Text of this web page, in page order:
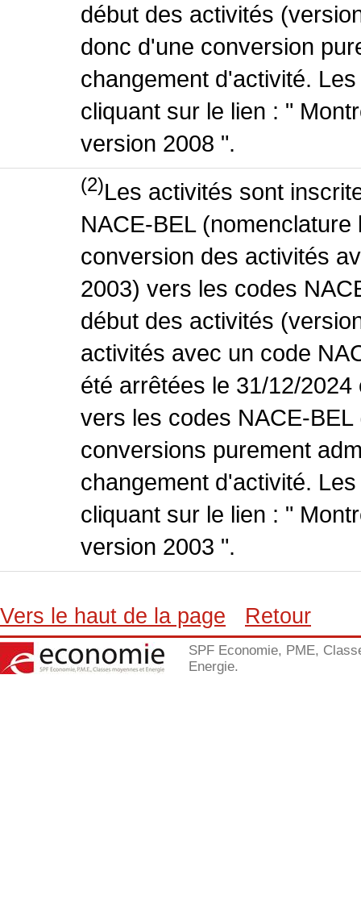
début des activités
donc d'une conversion
changement d'activité.
cliquant sur le lien : "
version 2008 ".
(2)Les activités sont
NACE-BEL
conversion des activités
2003) vers les codes
début des activités
activités avec un code
été arrêtées le 31/12/
vers les codes NACE-
conversions purement
changement d'activité.
cliquant sur le lien : "
version 2003 ".
Vers le haut de la page Retour
SPF Economie, PME,
Energie.